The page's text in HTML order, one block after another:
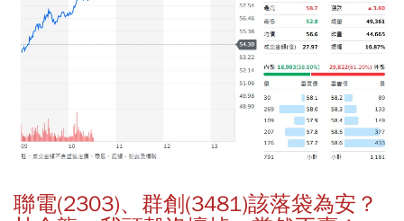
聯電(2303)、群創(3481)該落袋為安？